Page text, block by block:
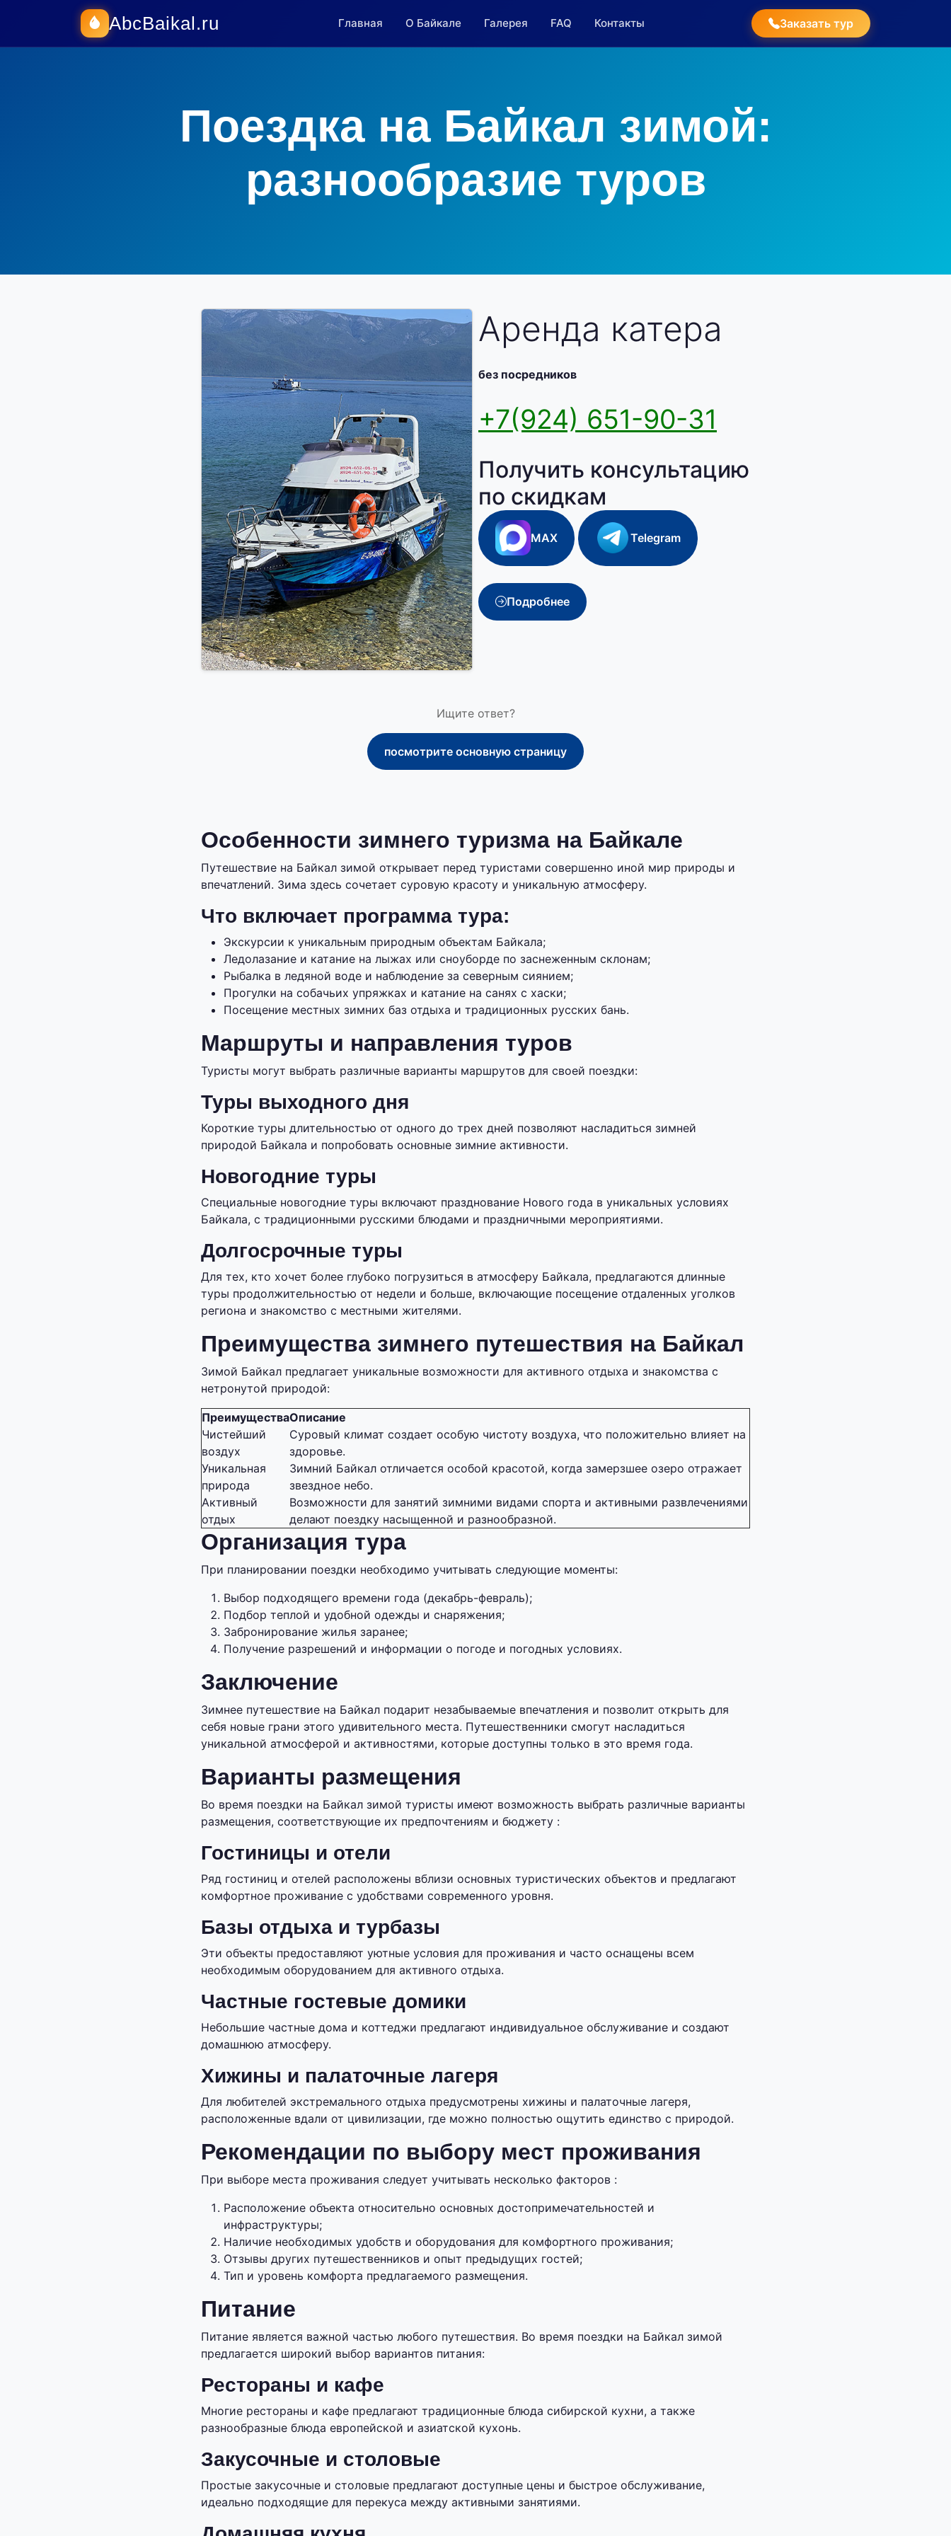
AbcBaikal.ru Главная О Байкале Галерея FAQ Контакты Заказать тур
Поездка на Байкал зимой:
разнообразие туров
Аренда катера
без посредников
+7(924) 651-90-31
Получить консультацию
по скидкам
MAX Telegram
Подробнее
Ищите ответ?
посмотрите основную страницу
Особенности зимнего туризма на Байкале
Путешествие на Байкал зимой открывает перед туристами совершенно иной мир природы и
впечатлений. Зима здесь сочетает суровую красоту и уникальную атмосферу.
Что включает программа тура:
Экскурсии к уникальным природным объектам Байкала;
Ледолазание и катание на лыжах или сноуборде по заснеженным склонам;
Рыбалка в ледяной воде и наблюдение за северным сиянием;
Прогулки на собачьих упряжках и катание на санях с хаски;
Посещение местных зимних баз отдыха и традиционных русских бань.
Маршруты и направления туров
Туристы могут выбрать различные варианты маршрутов для своей поездки:
Туры выходного дня
Короткие туры длительностью от одного до трех дней позволяют насладиться зимней
природой Байкала и попробовать основные зимние активности.
Новогодние туры
Специальные новогодние туры включают празднование Нового года в уникальных условиях
Байкала, с традиционными русскими блюдами и праздничными мероприятиями.
Долгосрочные туры
Для тех, кто хочет более глубоко погрузиться в атмосферу Байкала, предлагаются длинные
туры продолжительностью от недели и больше, включающие посещение отдаленных уголков
региона и знакомство с местными жителями.
Преимущества зимнего путешествия на Байкал
Зимой Байкал предлагает уникальные возможности для активного отдыха и знакомства с
нетронутой природой:
ПреимуществаОписание
Чистейший
воздух
Суровый климат создает особую чистоту воздуха, что положительно влияет на
здоровье.
Уникальная
природа
Зимний Байкал отличается особой красотой, когда замерзшее озеро отражает
звездное небо.
Активный
отдых
Возможности для занятий зимними видами спорта и активными развлечениями
делают поездку насыщенной и разнообразной.
Организация тура
При планировании поездки необходимо учитывать следующие моменты:
Выбор подходящего времени года (декабрь-февраль);
Подбор теплой и удобной одежды и снаряжения;
Забронирование жилья заранее;
Получение разрешений и информации о погоде и погодных условиях.
Заключение
Зимнее путешествие на Байкал подарит незабываемые впечатления и позволит открыть для
себя новые грани этого удивительного места. Путешественники смогут насладиться
уникальной атмосферой и активностями, которые доступны только в это время года.
Варианты размещения
Во время поездки на Байкал зимой туристы имеют возможность выбрать различные варианты
размещения, соответствующие их предпочтениям и бюджету :
Гостиницы и отели
Ряд гостиниц и отелей расположены вблизи основных туристических объектов и предлагают
комфортное проживание с удобствами современного уровня.
Базы отдыха и турбазы
Эти объекты предоставляют уютные условия для проживания и часто оснащены всем
необходимым оборудованием для активного отдыха.
Частные гостевые домики
Небольшие частные дома и коттеджи предлагают индивидуальное обслуживание и создают
домашнюю атмосферу.
Хижины и палаточные лагеря
Для любителей экстремального отдыха предусмотрены хижины и палаточные лагеря,
расположенные вдали от цивилизации, где можно полностью ощутить единство с природой.
Рекомендации по выбору мест проживания
При выборе места проживания следует учитывать несколько факторов :
Расположение объекта относительно основных достопримечательностей и
инфраструктуры;
Наличие необходимых удобств и оборудования для комфортного проживания;
Отзывы других путешественников и опыт предыдущих гостей;
Тип и уровень комфорта предлагаемого размещения.
Питание
Питание является важной частью любого путешествия. Во время поездки на Байкал зимой
предлагается широкий выбор вариантов питания:
Рестораны и кафе
Многие рестораны и кафе предлагают традиционные блюда сибирской кухни, а также
разнообразные блюда европейской и азиатской кухонь.
Закусочные и столовые
Простые закусочные и столовые предлагают доступные цены и быстрое обслуживание,
идеально подходящие для перекуса между активными занятиями.